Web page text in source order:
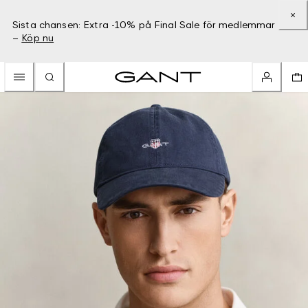
Sista chansen: Extra -10% på Final Sale för medlemmar
– Köp nu